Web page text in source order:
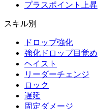
プラスポイント上昇
スキル別
ドロップ強化
強化ドロップ目覚め
ヘイスト
リーダーチェンジ
ロック
遅延
固定ダメージ